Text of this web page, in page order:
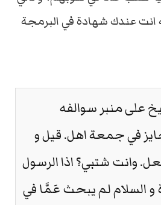
انت عندك شهادة في البرمجة
على منبر سوالفه
في جمعة اهل. قيل و
وانت شتبي؟ اذا الرسول
و السلام لم يبحث عَمَّا في